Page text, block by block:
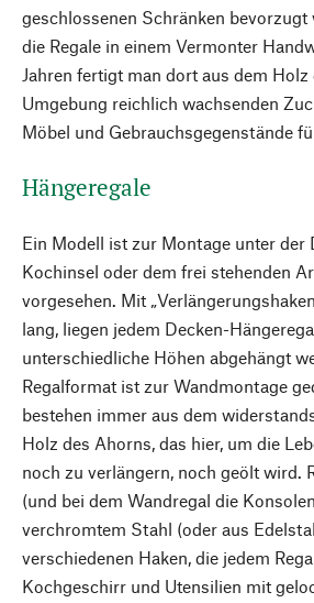
geschlossenen Schränken
die Regale in einem Vermonter
Jahren fertigt man dort aus dem Holz
Umgebung reichlich wachsenden
Möbel und Gebrauchsgegenstände
Hängeregale
Ein Modell ist zur Montage unter der
Kochinsel oder dem frei stehenden
vorgesehen. Mit
lang, liegen jedem Decken-
unterschiedliche Höhen abgehängt
Regalformat ist zur Wandmontage
bestehen immer aus dem
Holz des Ahorns, das hier, um die
noch zu verlängern, noch geölt wird.
(und bei dem Wandregal die
verchromtem Stahl (oder aus
verschiedenen Haken, die jedem
Kochgeschirr und Utensilien mit